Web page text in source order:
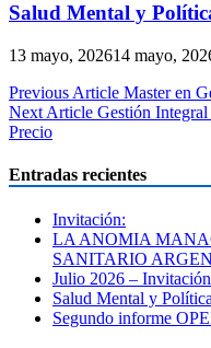
Salud Mental y
13 mayo, 202614 mayo,
Navegación
de
Previous Article Master en
Next Article Gestión
Precio
Entradas recientes
Invitación:
LA ANOMIA
SANITARIO
Julio 2026 – Invitación
Salud Mental y
Segundo informe